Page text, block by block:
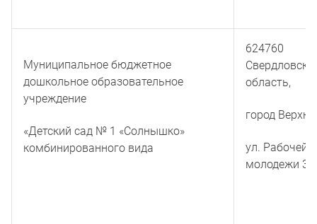
Муниципальное бюджетное
дошкольное образовательное
учреждение
«Детский сад № 1 «Солнышко»
комбинированного вида
624760
область,
город
ул. Рабочей
молодежи 3А